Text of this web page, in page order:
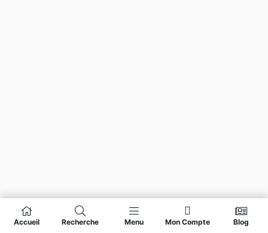
Accueil Recherche Menu Mon Compte Blog